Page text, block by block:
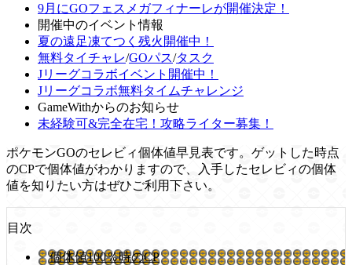
9月にGOフェスメガフィナーレが開催決定！
開催中のイベント情報
夏の遠足凍てつく残火開催中！
無料タイチャレ/GOパス/タスク
Jリーグコラボイベント開催中！
Jリーグコラボ無料タイムチャレンジ
GameWithからのお知らせ
未経験可&完全在宅！攻略ライター募集！
ポケモンGOのセレビィ個体値早見表です。ゲットした時点
のCPで個体値がわかりますので、入手したセレビィの個体
値を知りたい方はぜひご利用下さい。
目次
個体値100％時のCP